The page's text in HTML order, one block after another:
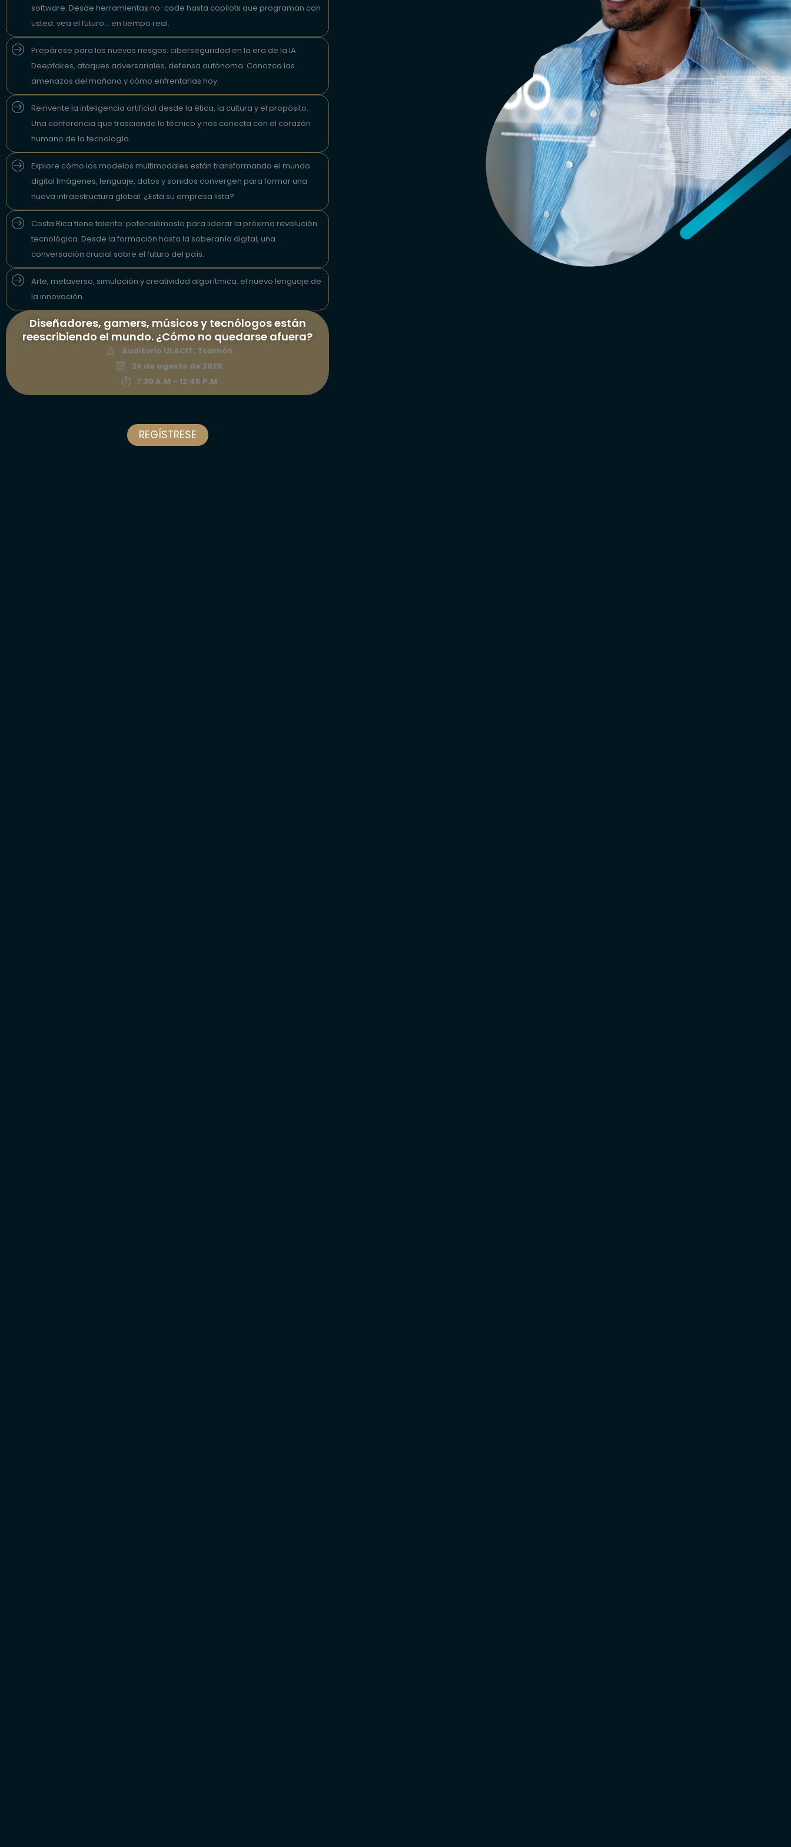
software. Desde herramientas no-code hasta copilots que programan con
usted: vea el futuro... en tiempo real.
Prepárese para los nuevos riesgos: ciberseguridad en la era de la IA
Deepfakes, ataques adversariales, defensa autónoma. Conozca las
amenazas del mañana y cómo enfrentarlas hoy.
Reinvente la inteligencia artificial desde la ética, la cultura y el propósito.
Una conferencia que trasciende lo técnico y nos conecta con el corazón
humano de la tecnología.
Explore cómo los modelos multimodales están transformando el mundo
digital Imágenes, lenguaje, datos y sonidos convergen para formar una
nueva infraestructura global. ¿Está su empresa lista?
Costa Rica tiene talento: potenciémoslo para liderar la próxima revolución
tecnológica. Desde la formación hasta la soberanía digital, una
conversación crucial sobre el futuro del país.
Arte, metaverso, simulación y creatividad algorítmica: el nuevo lenguaje de
la innovación.
Diseñadores, gamers, músicos y tecnólogos están
reescribiendo el mundo. ¿Cómo no quedarse afuera?
Auditorio ULACIT, Tournón
26 de agosto de 2025
7:30 A.M – 12:45 P.M
REGÍSTRESE